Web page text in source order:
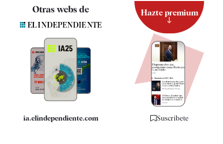
Contacto
Quiénes somos
Especificaciones
Otras webs de
ia.elindependiente.com
Hazte premium
Suscríbete